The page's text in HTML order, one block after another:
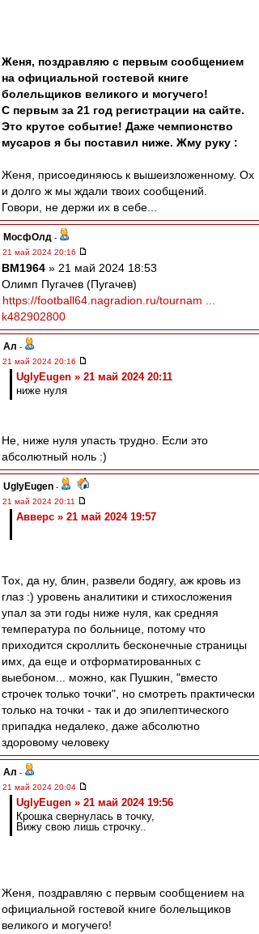
Женя, поздравляю с первым сообщением
на официальной гостевой книге
болельщиков великого и могучего!
С первым за 21 год регистрации на сайте.
Это крутое событие! Даже чемпионство
мусаров я бы поставил ниже. Жму руку :
Женя, присоединяюсь к вышеизложенному. Ох
и долго ж мы ждали твоих сообщений.
Говори, не держи их в себе...
МосфОлд -
21 май 2024 20:16
BM1964 » 21 май 2024 18:53
Олимп Пугачев (Пугачев)
https://football64.nagradion.ru/tournam ...
k482902800
Ал -
21 май 2024 20:16
UglyEugen » 21 май 2024 20:11
ниже нуля
Не, ниже нуля упасть трудно. Если это
абсолютный ноль :)
UglyEugen -
21 май 2024 20:11
Авверс » 21 май 2024 19:57
Тох, да ну, блин, развели бодягу, аж кровь из
глаз :) уровень аналитики и стихосложения
упал за эти годы ниже нуля, как средняя
температура по больнице, потому что
приходится скроллить бесконечные страницы
имх, да еще и отформатированных с
выебоном... можно, как Пушкин, "вместо
строчек только точки", но смотреть практически
только на точки - так и до эпилептического
припадка недалеко, даже абсолютно
здоровому человеку
Ал -
21 май 2024 20:04
UglyEugen » 21 май 2024 19:56
Крошка свернулась в точку,
Вижу свою лишь строчку..
Женя, поздравляю с первым сообщением на
официальной гостевой книге болельщиков
великого и могучего!